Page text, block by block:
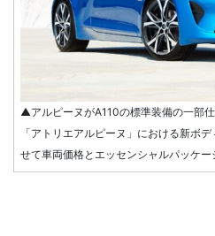
▲アルピーヌがA110の標準装備の一部仕
「アトリエアルピーヌ」における新ボ
せて車両価格とエッセンシャルパッケ